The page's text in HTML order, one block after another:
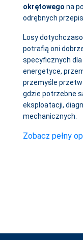
okrętowego na
odrębnych
Losy
potrafią oni
specyficznych dla
energetyce,
przemyśle
gdzie potrzebne
eksploatacji,
mechanicznych.
Zobacz pełny